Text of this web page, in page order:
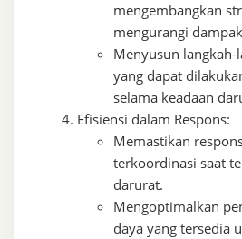
mengembangkan
mengurangi
Menyusun langkah-
yang dapat
selama keadaan
Efisiensi dalam Respons:
Memastikan
terkoordinasi saat
darurat.
Mengoptimalkan
daya yang tersedia